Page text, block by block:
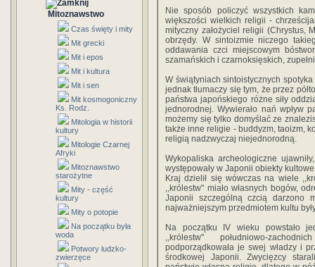
Mitoznawstwo
Czas święty i mity
Mit grecki
Mit i epos
Mit i kultura
Mit i sen
Mit kosmogoniczny
Ks. Rodz.
Mitologia w historii
kultury
Mitologie Czarnej
Afryki
Mitoznawstwo
starożytne
Mity - część
kultury
Mity o potopie
Na początku była
woda
Potwory ludzko-
zwierzęce
Nie sposób policzyć wszystkich
większości wielkich religii -
mityczny założyciel religii (Chrystus,
obrzędy. W sintoizmie niczego
oddawania czci miejscowym
szamańskich i czarnoksięskich,
W świątyniach sintoistycznych
jednak tłumaczy się tym, że przez
państwa japońskiego różne siły
jednorodnej. Wywierało nań wpływ
możemy się tylko domyślać ze
także inne religie - buddyzm, taoizm,
religią nadzwyczaj niejednorodną.
Wykopaliska archeologiczne
występowały w Japonii obiekty
Kraj dzielił się wówczas na wiele
,,królestw" miało własnych bogów,
Japonii szczególną czcią darzono
najważniejszym przedmiotem kultu
Na początku IV wieku powstało
,,królestw" południowo-
podporządkowała je swej władzy i
środkowej Japonii. Zwycięzcy